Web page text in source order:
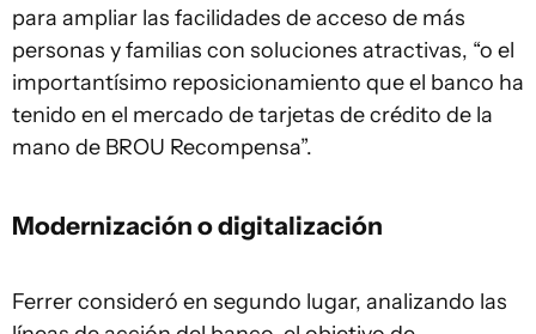
para ampliar las facilidades de acceso de más
personas y familias con soluciones atractivas, “o el
importantísimo reposicionamiento que el banco ha
tenido en el mercado de tarjetas de crédito de la
mano de BROU Recompensa”.
Modernización o digitalización
Ferrer consideró en segundo lugar, analizando las